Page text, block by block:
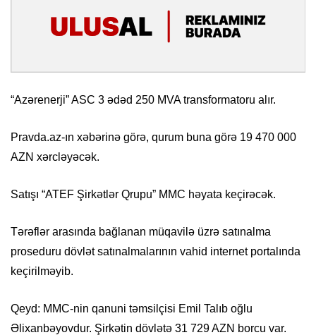
“Azərenerji” ASC 3 ədəd 250 MVA transformatoru alır.
Pravda.az-ın xəbərinə görə, qurum buna görə 19 470 000
AZN xərcləyəcək.
Satışı “ATEF Şirkətlər Qrupu” MMC həyata keçirəcək.
Tərəflər arasında bağlanan müqavilə üzrə satınalma
proseduru dövlət satınalmalarının vahid internet portalında
keçirilməyib.
Qeyd: MMC-nin qanuni təmsilçisi Emil Talıb oğlu
Əlixanbəyovdur. Şirkətin dövlətə 31 729 AZN borcu var.